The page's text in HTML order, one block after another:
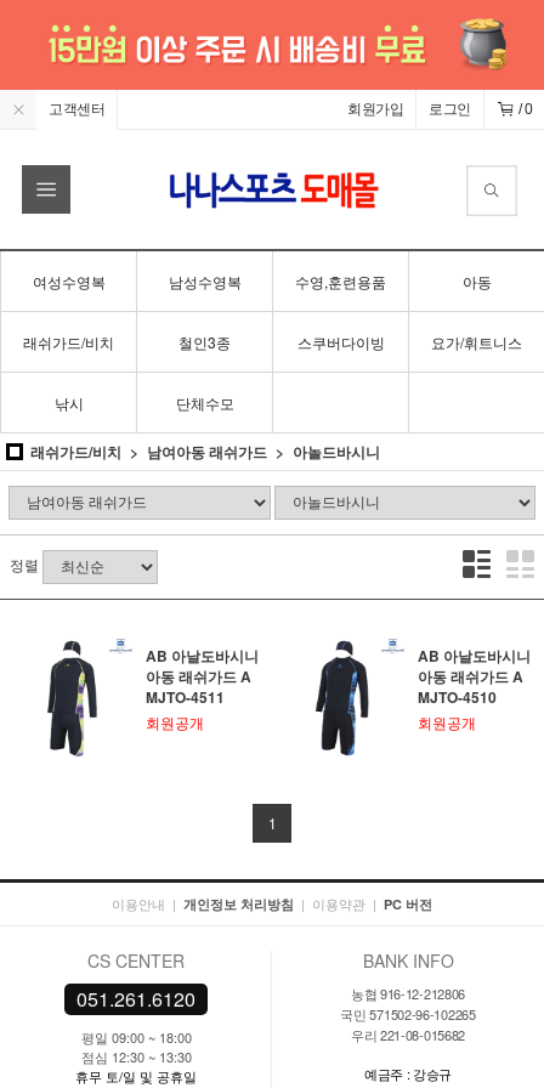
고객센터 /0
로그인
회원가입
여성수영복 남성수영복 수영,훈련용품 아동
래쉬가드/비치 철인3종 스쿠버다이빙 요가/휘트니스
낚시 단체수모
래쉬가드/비치 남여아동 래쉬가드 아놀드바시니
정렬
AB 아날도바시니
아동 래쉬가드 A
MJTO-4511
회원공개
AB 아날도바시니
아동 래쉬가드 A
MJTO-4510
회원공개
1
이용안내 | 개인정보 처리방침 | 이용약관 | PC 버전
CS CENTER
051.261.6120
평일 09:00 ~ 18:00
점심 12:30 ~ 13:30
휴무 토/일 및 공휴일
BANK INFO
농협 916-12-212806
국민 571502-96-102265
우리 221-08-015682
예금주 : 강승규